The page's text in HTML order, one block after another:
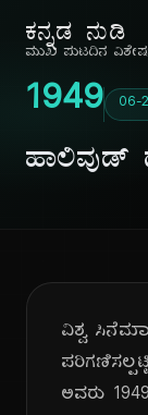
ಕನ್ನಡ ನುಡಿ
ಮುಖ ಪುಟದಿನ ವಿಶೇಷ
1949 06-
ಹಾಲಿವುಡ್
ವಿಶ್ವ
ಅವರು